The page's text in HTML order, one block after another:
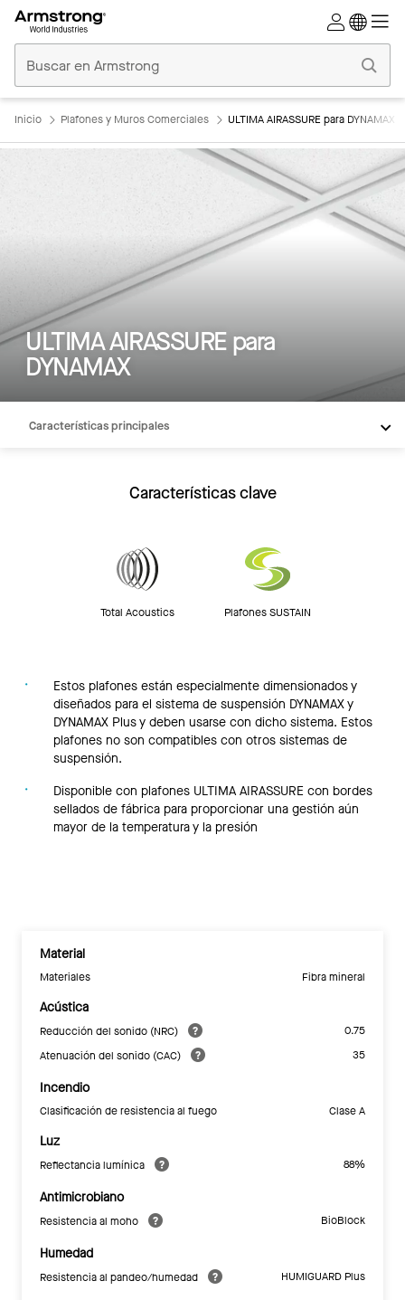
Comerciales
Inicio
Inicio Plafones y Muros Comerciales ULTIMA AIRASSURE para DYNAMAX
ULTIMA AIRASSURE para
DYNAMAX
Características principales
Características clave
Total Acoustics Plafones SUSTAIN
Estos plafones están especialmente dimensionados y
diseñados para el sistema de suspensión DYNAMAX y
DYNAMAX Plus y deben usarse con dicho sistema. Estos
plafones no son compatibles con otros sistemas de
suspensión.
Disponible con plafones ULTIMA AIRASSURE con bordes
sellados de fábrica para proporcionar una gestión aún
mayor de la temperatura y la presión
Material
Materiales Fibra mineral
Acústica
Reducción del sonido (NRC)
0.75
Atenuación del sonido (CAC)
35
Incendio
Clasificación de resistencia al fuego Clase A
Luz
Reflectancia lumínica 88%
Antimicrobiano
Resistencia al moho BioBlock
Humedad
Resistencia al pandeo/humedad HUMIGUARD Plus